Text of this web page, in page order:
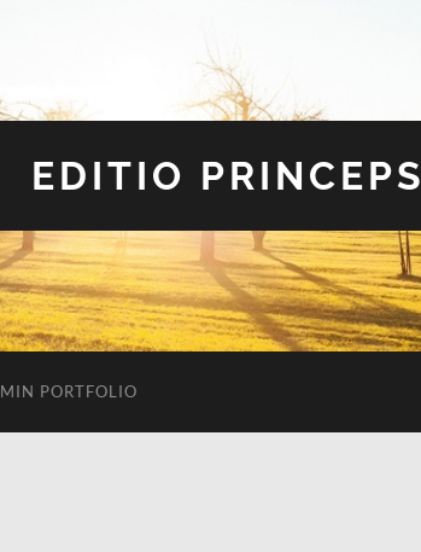
EDITIO PRINCEPS
MIN PORTFOLIO